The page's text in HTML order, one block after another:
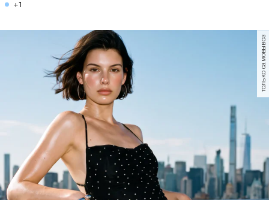
+1
только самовывоз